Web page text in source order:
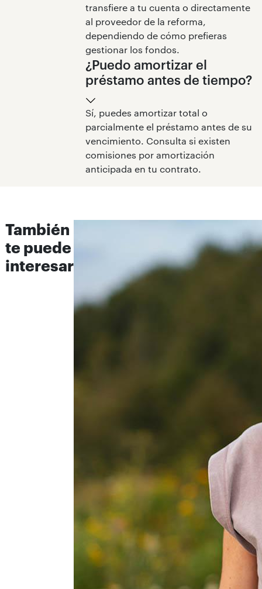
transfiere a tu cuenta o directamente
al proveedor de la reforma,
dependiendo de cómo prefieras
gestionar los fondos.
¿Puedo amortizar el
préstamo antes de tiempo?
Sí, puedes amortizar total o
parcialmente el préstamo antes de su
vencimiento. Consulta si existen
comisiones por amortización
anticipada en tu contrato.
También
te puede
interesar